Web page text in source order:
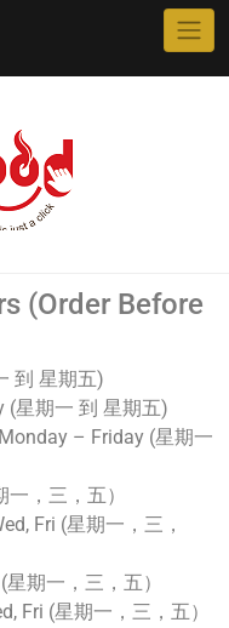
(Order Before
到 星期五)
(星期一 到 星期五)
Monday – Friday (星期一
一，三，五）
Fri (星期一，三，
星期一，三，五）
Fri (星期一，三，五）